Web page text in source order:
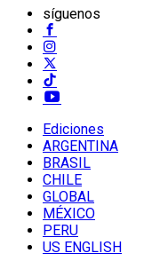
síguenos
Ediciones
ARGENTINA
BRASIL
CHILE
GLOBAL
MÉXICO
PERU
US ENGLISH